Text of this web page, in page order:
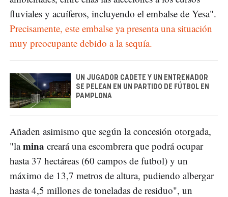
fluviales y acuíferos, incluyendo el embalse de Yesa".
Precisamente, este embalse ya presenta una situación
muy preocupante debido a la sequía.
UN JUGADOR CADETE Y UN ENTRENADOR
SE PELEAN EN UN PARTIDO DE FÚTBOL EN
PAMPLONA
Añaden asimismo que según la concesión otorgada,
"lamina creará una escombrera que podrá ocupar
hasta 37 hectáreas (60 campos de futbol) y un
máximo de 13,7 metros de altura, pudiendo albergar
hasta 4,5 millones de toneladas de residuo", un